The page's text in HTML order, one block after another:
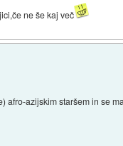
ne še kaj več
afro-azijskim staršem in se